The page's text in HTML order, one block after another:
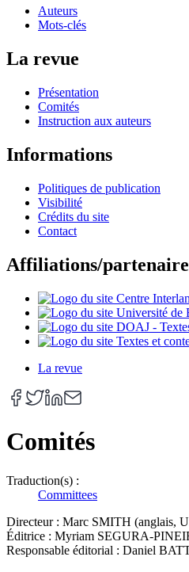
Auteurs
Mots-clés
La revue
Présentation
Comités
Instruction aux auteurs
Informations
Politiques de publication
Visibilité
Crédits du site
Contact
Affiliations/
La revue
Comités
Traduction(s) :
Committees
Directeur : Marc SMITH (anglais,
Éditrice : Myriam SEGURA-
Responsable éditorial : Daniel